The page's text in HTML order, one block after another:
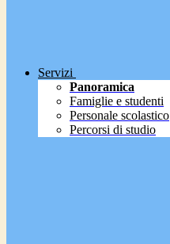
Servizi
Panoramica
Famiglie e studenti
Personale scolastico
Percorsi di studio